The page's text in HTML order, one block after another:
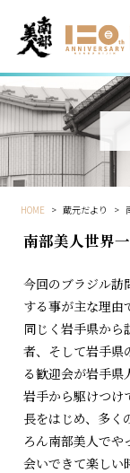
HOME > 蔵元だより >
南部美人世界
今回のブラジル訪
する事が主な理由
同じく岩手県か
者、そして岩手県
る歓迎会が岩手県
岩手から駆けつけ
長をはじめ、多く
ろん南部美人でや
会いできて楽しい